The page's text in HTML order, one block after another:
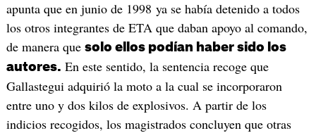
apunta que en junio de 1998 ya se había detenido a todos
los otros integrantes de ETA que daban apoyo al comando,
de manera que solo ellos podían haber sido los
autores. En este sentido, la sentencia recoge que
Gallastegui adquirió la moto a la cual se incorporaron
entre uno y dos kilos de explosivos. A partir de los
indicios recogidos, los magistrados concluyen que otras